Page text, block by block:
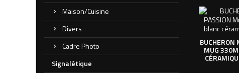
Maison/Cuisine
Divers
Cadre Photo
Signalétique
BUCHERON
MUG